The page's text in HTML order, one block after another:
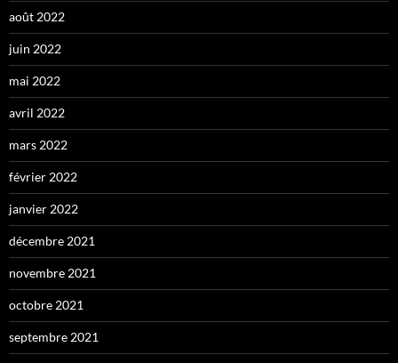
août 2022
juin 2022
mai 2022
avril 2022
mars 2022
février 2022
janvier 2022
décembre 2021
novembre 2021
octobre 2021
septembre 2021